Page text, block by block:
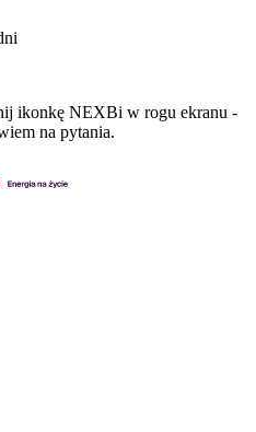
ikonkę NEXBi w rogu ekranu -
na pytania.